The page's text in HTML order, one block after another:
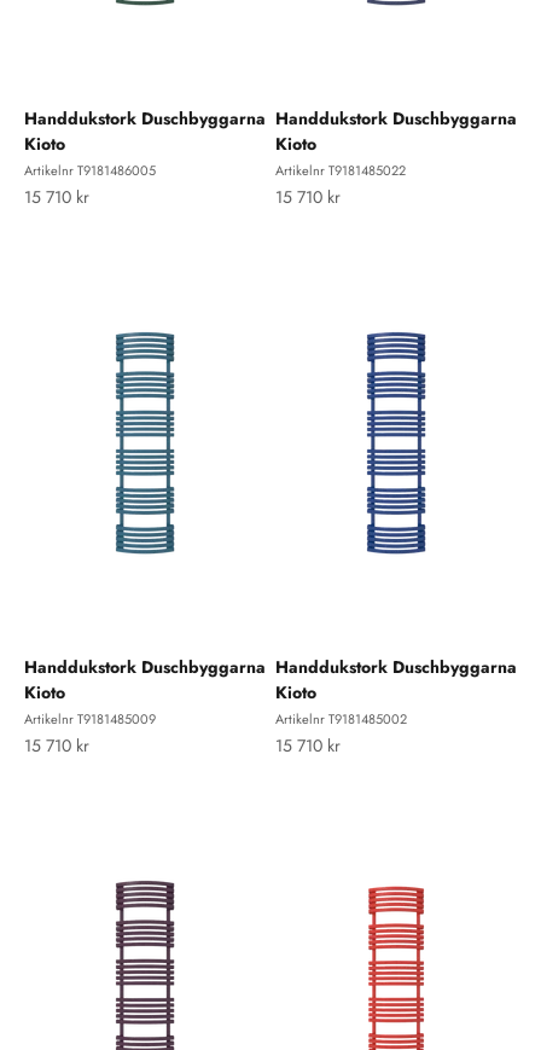
Handdukstork Duschbyggarna
Kioto
Artikelnr T9181486005
REA-pris
15 710 kr
Handdukstork Duschbyggarna
Kioto
Artikelnr T9181485022
REA-pris
15 710 kr
Handdukstork Duschbyggarna
Kioto
Artikelnr T9181485009
REA-pris
15 710 kr
Handdukstork Duschbyggarna
Kioto
Artikelnr T9181485002
REA-pris
15 710 kr